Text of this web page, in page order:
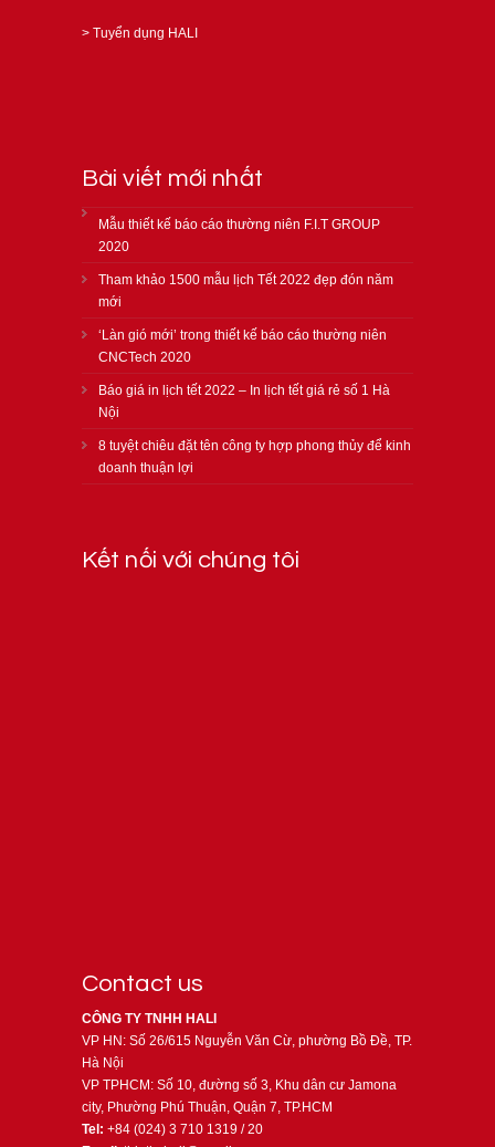
> Tuyển dụng HALI
Bài viết mới nhất
Mẫu thiết kế báo cáo thường niên F.I.T GROUP
2020
Tham khảo 1500 mẫu lịch Tết 2022 đẹp đón năm
mới
‘Làn gió mới’ trong thiết kế báo cáo thường niên
CNCTech 2020
Báo giá in lịch tết 2022 – In lịch tết giá rẻ số 1 Hà
Nội
8 tuyệt chiêu đặt tên công ty hợp phong thủy để kinh
doanh thuận lợi
Kết nối với chúng tôi
Contact us
CÔNG TY TNHH HALI
VP HN: Số 26/615 Nguyễn Văn Cừ, phường Bồ Đề, TP.
Hà Nội
VP TPHCM: Số 10, đường số 3, Khu dân cư Jamona
city, Phường Phú Thuận, Quận 7, TP.HCM
Tel: +84 (024) 3 710 1319 / 20